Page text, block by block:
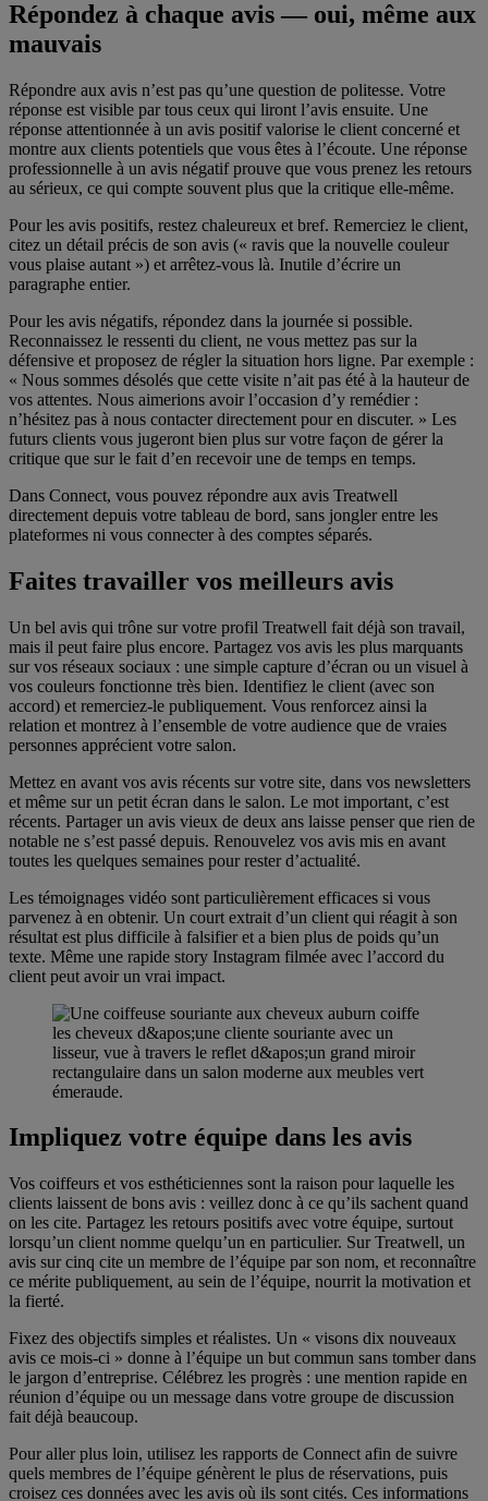
Impliquez votre équipe dans les avis
Encouragez les avis sans enfreindre les règles
Faites de vos profils de vrais atouts
Répondez à chaque avis — oui, même aux
mauvais
Répondre aux avis n’est pas qu’une question de politesse. Votre
réponse est visible par tous ceux qui liront l’avis ensuite. Une
réponse attentionnée à un avis positif valorise le client concerné et
montre aux clients potentiels que vous êtes à l’écoute. Une réponse
professionnelle à un avis négatif prouve que vous prenez les retours
au sérieux, ce qui compte souvent plus que la critique elle-même.
Pour les avis positifs, restez chaleureux et bref. Remerciez le client,
citez un détail précis de son avis (« ravis que la nouvelle couleur
vous plaise autant ») et arrêtez-vous là. Inutile d’écrire un
paragraphe entier.
Pour les avis négatifs, répondez dans la journée si possible.
Reconnaissez le ressenti du client, ne vous mettez pas sur la
défensive et proposez de régler la situation hors ligne. Par exemple :
« Nous sommes désolés que cette visite n’ait pas été à la hauteur de
vos attentes. Nous aimerions avoir l’occasion d’y remédier :
n’hésitez pas à nous contacter directement pour en discuter. » Les
futurs clients vous jugeront bien plus sur votre façon de gérer la
critique que sur le fait d’en recevoir une de temps en temps.
Dans Connect, vous pouvez répondre aux avis Treatwell
directement depuis votre tableau de bord, sans jongler entre les
plateformes ni vous connecter à des comptes séparés.
Faites travailler vos meilleurs avis
Un bel avis qui trône sur votre profil Treatwell fait déjà son travail,
mais il peut faire plus encore. Partagez vos avis les plus marquants
sur vos réseaux sociaux : une simple capture d’écran ou un visuel à
vos couleurs fonctionne très bien. Identifiez le client (avec son
accord) et remerciez-le publiquement. Vous renforcez ainsi la
relation et montrez à l’ensemble de votre audience que de vraies
personnes apprécient votre salon.
Mettez en avant vos avis récents sur votre site, dans vos newsletters
et même sur un petit écran dans le salon. Le mot important, c’est
récents. Partager un avis vieux de deux ans laisse penser que rien de
notable ne s’est passé depuis. Renouvelez vos avis mis en avant
toutes les quelques semaines pour rester d’actualité.
Les témoignages vidéo sont particulièrement efficaces si vous
parvenez à en obtenir. Un court extrait d’un client qui réagit à son
résultat est plus difficile à falsifier et a bien plus de poids qu’un
texte. Même une rapide story Instagram filmée avec l’accord du
client peut avoir un vrai impact.
Impliquez votre équipe dans les avis
Vos coiffeurs et vos esthéticiennes sont la raison pour laquelle les
clients laissent de bons avis : veillez donc à ce qu’ils sachent quand
on les cite. Partagez les retours positifs avec votre équipe, surtout
lorsqu’un client nomme quelqu’un en particulier. Sur Treatwell, un
avis sur cinq cite un membre de l’équipe par son nom, et reconnaître
ce mérite publiquement, au sein de l’équipe, nourrit la motivation et
la fierté.
Fixez des objectifs simples et réalistes. Un « visons dix nouveaux
avis ce mois-ci » donne à l’équipe un but commun sans tomber dans
le jargon d’entreprise. Célébrez les progrès : une mention rapide en
réunion d’équipe ou un message dans votre groupe de discussion
fait déjà beaucoup.
Pour aller plus loin, utilisez les rapports de Connect afin de suivre
quels membres de l’équipe génèrent le plus de réservations, puis
croisez ces données avec les avis où ils sont cités. Ces informations